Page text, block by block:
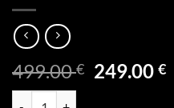
499.00€ 249.00€